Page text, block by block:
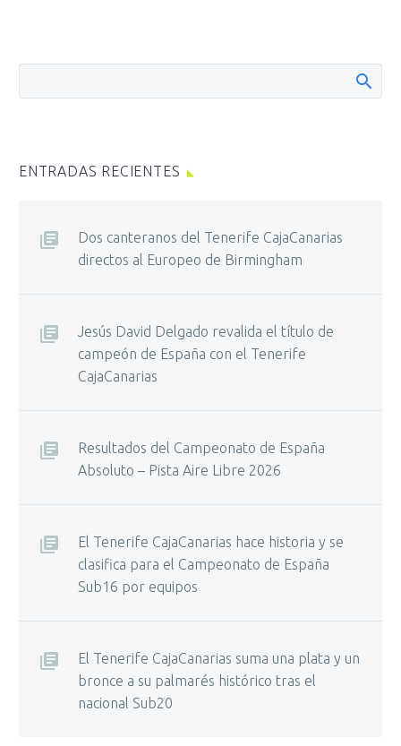
ENTRADAS RECIENTES
Dos canteranos del Tenerife CajaCanarias
directos al Europeo de Birmingham
Jesús David Delgado revalida el título de
campeón de España con el Tenerife
CajaCanarias
Resultados del Campeonato de España
Absoluto – Pista Aire Libre 2026
El Tenerife CajaCanarias hace historia y se
clasifica para el Campeonato de España
Sub16 por equipos
El Tenerife CajaCanarias suma una plata y un
bronce a su palmarés histórico tras el
nacional Sub20